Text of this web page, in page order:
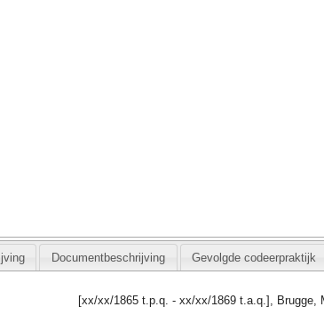
Documentbeschrijving Gevolgde codeerpraktijk
[xx/xx/1865 t.p.q. - xx/xx/1869 t.a.q.], Brugge,